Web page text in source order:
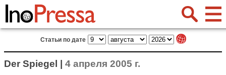
Статьи по дате
Der Spiegel | 4 апреля 2005 г.